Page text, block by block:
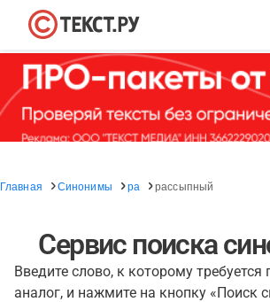
Главная Синонимы ра рассыпный
Сервис поиска
Введите слово, к которому требуется
аналог, и нажмите на кнопку «Поиск